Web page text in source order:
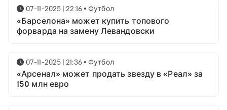
07-11-2025 | 22:16 • Футбол
«Барселона» может купить топового
форварда на замену Левандовски
07-11-2025 | 21:36 • Футбол
«Арсенал» может продать звезду в «Реал» за
150 млн евро